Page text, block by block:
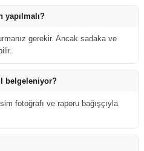
yapılmalı?
gerekir. Ancak sadaka ve
belgeleniyor?
fotoğrafı ve raporu bağışçıyla